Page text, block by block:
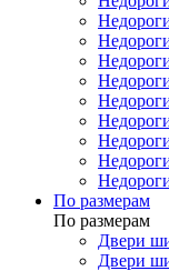
По размерам
По размерам
Двери
Двери